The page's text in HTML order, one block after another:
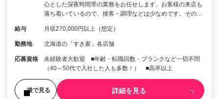
心とした深夜時間帯の業務をお任せします。お客様の来店も
落ち着いているので、接客・調理などは少なめです。その…
給与 月収270,000円以上（想定）
勤務地 北海道の「すき家」各店舗
応募資格
未経験者大歓迎 ■年齢・転職回数・ブランクなど一切不問
（40～50代で入社した人も多数！） ■高卒以上
後で見る 詳細を見る